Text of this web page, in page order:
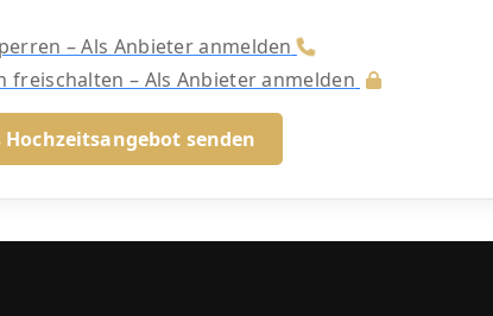
– Als Anbieter anmelden
freischalten – Als Anbieter anmelden
senden